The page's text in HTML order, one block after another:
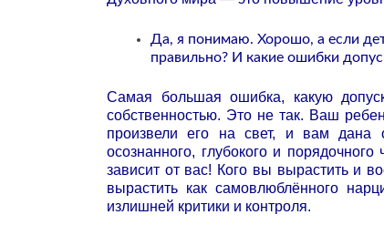
Да, я понимаю. Хорошо, а если
правильно? И какие ошибки
Самая большая ошибка, какую
собственностью. Это не так. Ваш
произвели его на свет, и вам дана
осознанного, глубокого и
зависит от вас! Кого вы вырастить и
вырастить как самовлюблённого
излишней критики и контроля.